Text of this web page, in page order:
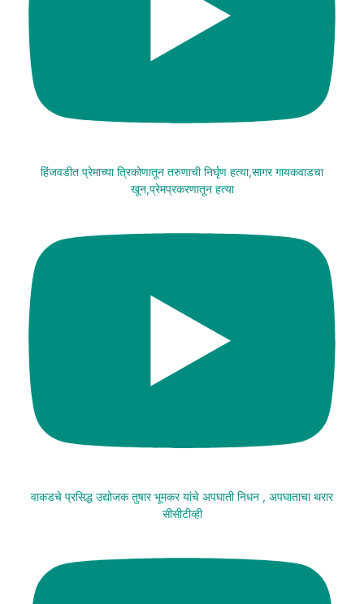
हिंजवडीत प्रेमाच्या त्रिकोणातून तरुणाची निर्घृण हत्या,सागर गायकवाडचा
खून,प्रेमप्रकरणातून हत्या
वाकडचे प्रसिद्ध उद्योजक तुषार भूमकर यांचे अपघाती निधन , अपघाताचा थरार
सीसीटीव्ही